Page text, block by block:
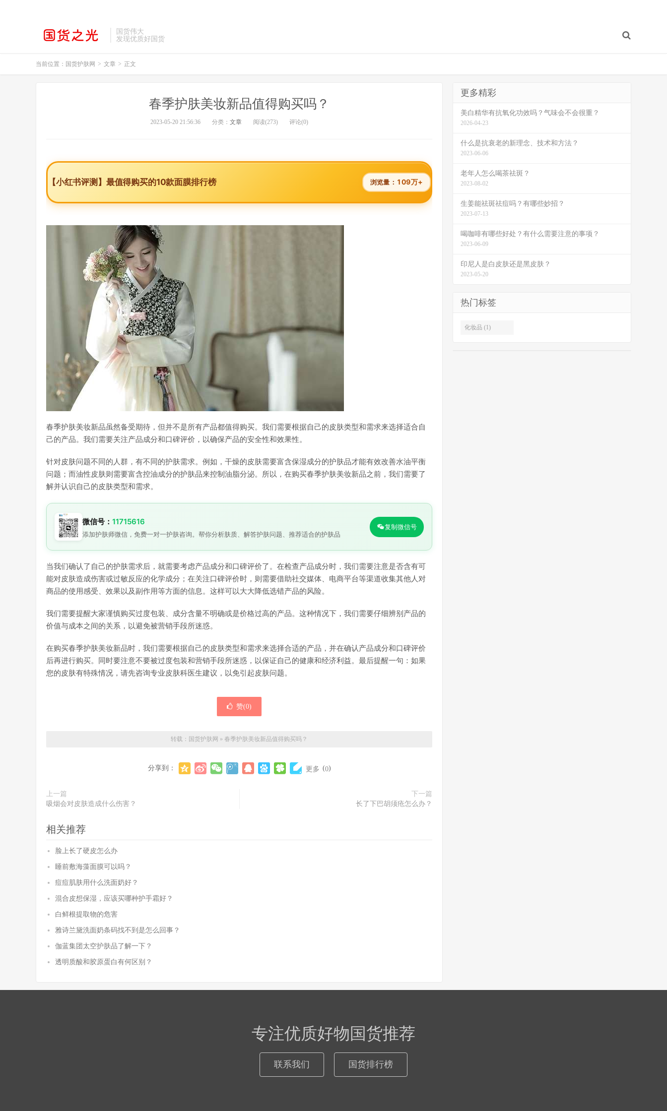
国货伟大
发现优质好国货
当前位置： 国货护肤网 > 文章 > 正文
春季护肤美妆新品值得购买吗？
2023-05-20 21:56:36 分类： 文章 阅读(273) 评论(0)
【小红书评测】最值得购买的10款面膜排行榜 浏览量： 109万+
春季护肤美妆新品虽然备受期待，但并不是所有产品都值得购买。我们需要根据自己的皮肤类型和需求来选择适合自
己的产品。我们需要关注产品成分和口碑评价，以确保产品的安全性和效果性。
针对皮肤问题不同的人群，有不同的护肤需求。例如，干燥的皮肤需要富含保湿成分的护肤品才能有效改善水油平衡
问题；而油性皮肤则需要富含控油成分的护肤品来控制油脂分泌。所以，在购买春季护肤美妆新品之前，我们需要了
解并认识自己的皮肤类型和需求。
微信号： 11715616
添加护肤师微信，免费一对一护肤咨询。帮你分析肤质、解答护肤问题、推荐适合的护肤品
复制微信号
当我们确认了自己的护肤需求后，就需要考虑产品成分和口碑评价了。在检查产品成分时，我们需要注意是否含有可
能对皮肤造成伤害或过敏反应的化学成分；在关注口碑评价时，则需要借助社交媒体、电商平台等渠道收集其他人对
商品的使用感受、效果以及副作用等方面的信息。这样可以大大降低选错产品的风险。
我们需要提醒大家谨慎购买过度包装、成分含量不明确或是价格过高的产品。这种情况下，我们需要仔细辨别产品的
价值与成本之间的关系，以避免被营销手段所迷惑。
在购买春季护肤美妆新品时，我们需要根据自己的皮肤类型和需求来选择合适的产品，并在确认产品成分和口碑评价
后再进行购买。同时要注意不要被过度包装和营销手段所迷惑，以保证自己的健康和经济利益。最后提醒一句：如果
您的皮肤有特殊情况，请先咨询专业皮肤科医生建议，以免引起皮肤问题。
赞(0)
转载： 国货护肤网 » 春季护肤美妆新品值得购买吗？
分享到： 更多 (0)
上一篇
吸烟会对皮肤造成什么伤害？
下一篇
长了下巴胡须疮怎么办？
相关推荐
脸上长了硬皮怎么办
睡前敷海藻面膜可以吗？
痘痘肌肤用什么洗面奶好？
混合皮想保湿，应该买哪种护手霜好？
白鲜根提取物的危害
雅诗兰黛洗面奶条码找不到是怎么回事？
伽蓝集团太空护肤品了解一下？
透明质酸和胶原蛋白有何区别？
更多精彩
美白精华有抗氧化功效吗？气味会不会很重？
2026-04-23
什么是抗衰老的新理念、技术和方法？
2023-06-06
老年人怎么喝茶祛斑？
2023-08-02
生姜能祛斑祛痘吗？有哪些妙招？
2023-07-13
喝咖啡有哪些好处？有什么需要注意的事项？
2023-06-09
印尼人是白皮肤还是黑皮肤？
2023-05-20
热门标签
化妆品 (1)
专注优质好物国货推荐
联系我们 国货排行榜